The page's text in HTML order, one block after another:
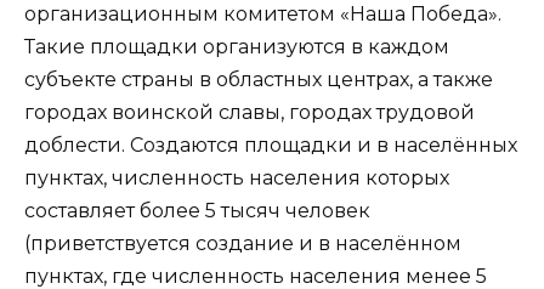
организационным комитетом «Наша Победа».
Такие площадки организуются в каждом
субъекте страны в областных центрах, а также
городах воинской славы, городах трудовой
доблести. Создаются площадки и в населённых
пунктах, численность населения которых
составляет более 5 тысяч человек
(приветствуется создание и в населённом
пунктах, где численность населения менее 5